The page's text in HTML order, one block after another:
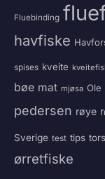
Fluebinding
havfiske
spises kveite
bøe mat mjøsa Ole
pedersen røye
Sverige test tips
ørretfiske